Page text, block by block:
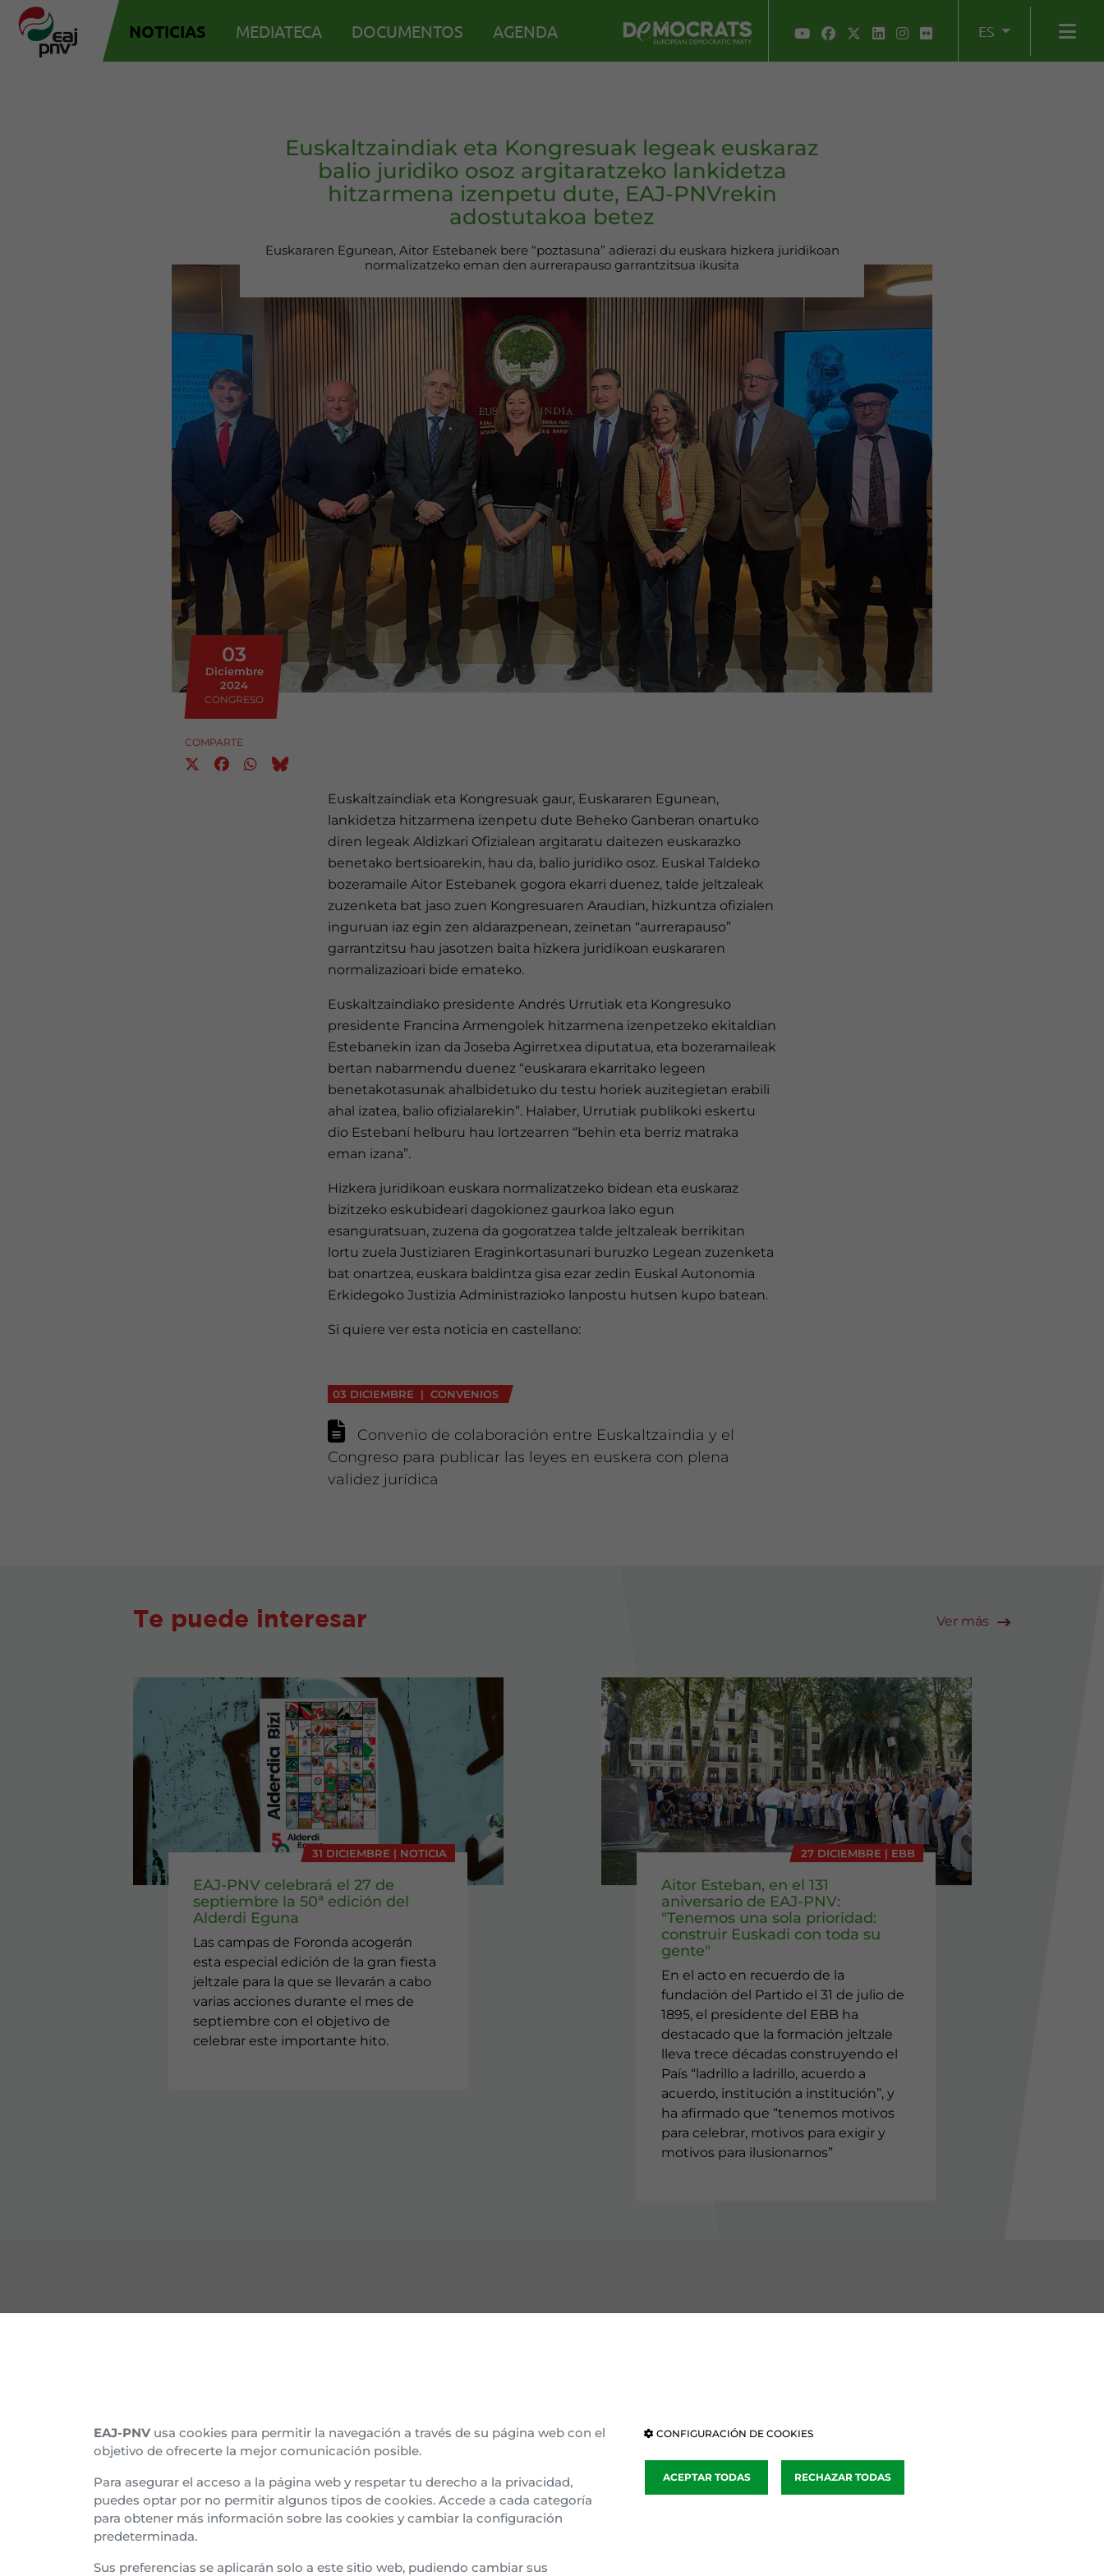
NOTICIAS MEDIATECA DOCUMENTOS AGENDA ES
Euskaltzaindiak eta Kongresuak legeak euskaraz
balio juridiko osoz argitaratzeko lankidetza
hitzarmena izenpetu dute, EAJ-PNVrekin
adostutakoa betez
Euskararen Egunean, Aitor Estebanek bere “poztasuna” adierazi du euskara hizkera juridikoan
normalizatzeko eman den aurrerapauso garrantzitsua ikusita
03
Diciembre
2024
CONGRESO
COMPARTE
Euskaltzaindiak eta Kongresuak gaur, Euskararen Egunean,
lankidetza hitzarmena izenpetu dute Beheko Ganberan onartuko
diren legeak Aldizkari Ofizialean argitaratu daitezen euskarazko
benetako bertsioarekin, hau da, balio juridiko osoz. Euskal Taldeko
bozeramaile Aitor Estebanek gogora ekarri duenez, talde jeltzaleak
zuzenketa bat jaso zuen Kongresuaren Araudian, hizkuntza ofizialen
inguruan iaz egin zen aldarazpenean, zeinetan “aurrerapauso”
garrantzitsu hau jasotzen baita hizkera juridikoan euskararen
normalizazioari bide emateko.
Euskaltzaindiako presidente Andrés Urrutiak eta Kongresuko
presidente Francina Armengolek hitzarmena izenpetzeko ekitaldian
Estebanekin izan da Joseba Agirretxea diputatua, eta bozeramaileak
bertan nabarmendu duenez “euskarara ekarritako legeen
benetakotasunak ahalbidetuko du testu horiek auzitegietan erabili
ahal izatea, balio ofizialarekin”. Halaber, Urrutiak publikoki eskertu
dio Estebani helburu hau lortzearren “behin eta berriz matraka
eman izana”.
Hizkera juridikoan euskara normalizatzeko bidean eta euskaraz
bizitzeko eskubideari dagokionez gaurkoa lako egun
esanguratsuan, zuzena da gogoratzea talde jeltzaleak berrikitan
lortu zuela Justiziaren Eraginkortasunari buruzko Legean zuzenketa
bat onartzea, euskara baldintza gisa ezar zedin Euskal Autonomia
Erkidegoko Justizia Administrazioko lanpostu hutsen kupo batean.
Si quiere ver esta noticia en castellano:
03 DICIEMBRE | CONVENIOS
Convenio de colaboración entre Euskaltzaindia y el
Congreso para publicar las leyes en euskera con plena
validez jurídica
Te puede interesar Ver más
31 DICIEMBRE | NOTICIA
EAJ-PNV celebrará el 27 de
septiembre la 50ª edición del
Alderdi Eguna
Las campas de Foronda acogerán
esta especial edición de la gran fiesta
jeltzale para la que se llevarán a cabo
varias acciones durante el mes de
septiembre con el objetivo de
celebrar este importante hito.
27 DICIEMBRE | EBB
Aitor Esteban, en el 131
aniversario de EAJ-PNV:
"Tenemos una sola prioridad:
construir Euskadi con toda su
gente"
En el acto en recuerdo de la
fundación del Partido el 31 de julio de
1895, el presidente del EBB ha
destacado que la formación jeltzale
lleva trece décadas construyendo el
País “ladrillo a ladrillo, acuerdo a
acuerdo, institución a institución”, y
ha afirmado que “tenemos motivos
para celebrar, motivos para exigir y
motivos para ilusionarnos”
Afíliate
Suscríbete al boletín
Historia e ideología
Asamblea general
Transparencia
Euzko Gaztedi
Parlamento de Navarra
Gipuzko Buru Batzar
EAJ-PNV usa cookies para permitir la navegación a través de su página web con el
objetivo de ofrecerte la mejor comunicación posible.
Para asegurar el acceso a la página web y respetar tu derecho a la privacidad,
puedes optar por no permitir algunos tipos de cookies. Accede a cada categoría
para obtener más información sobre las cookies y cambiar la configuración
predeterminada.
Sus preferencias se aplicarán solo a este sitio web, pudiendo cambiar sus
CONFIGURACIÓN DE COOKIES
ACEPTAR TODAS RECHAZAR TODAS